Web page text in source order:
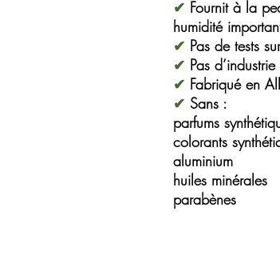
✔ Fournit à la
humidité
✔ Pas de tests
✔ Pas
✔ Fabriqué en
✔ Sans :
parfums
colorants
aluminium
huiles minérales
parabènes